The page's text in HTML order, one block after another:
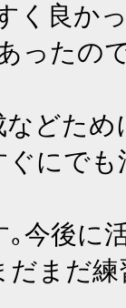
く良か
ったの
どため
にで
今後に
まだ